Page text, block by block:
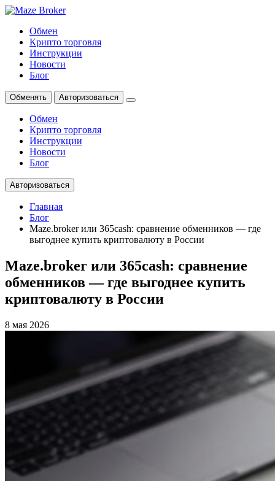
Обмен
Крипто торговля
Инструкции
Новости
Блог
Обменять Авторизоваться
Обмен
Крипто торговля
Инструкции
Новости
Блог
Авторизоваться
Главная
Блог
Maze.broker или 365cash: сравнение обменников — где
выгоднее купить криптовалюту в России
Maze.broker или 365cash: сравнение
обменников — где выгоднее купить
криптовалюту в России
8 мая 2026